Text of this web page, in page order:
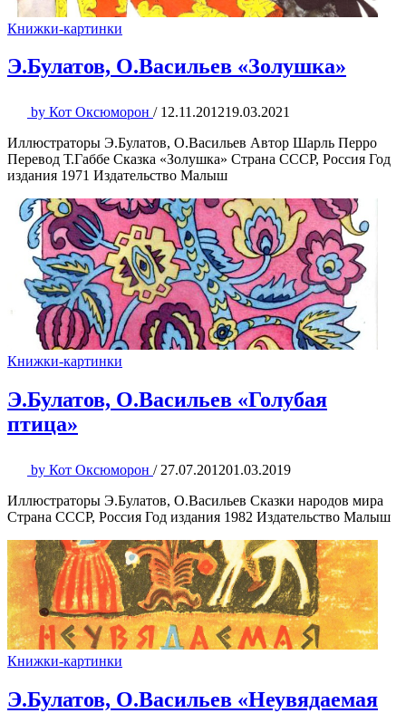
Книжки-картинки
Э.Булатов, О.Васильев «Золушка»
by Кот Оксюморон / 12.11.201219.03.2021
Иллюстраторы Э.Булатов, О.Васильев Автор Шарль Перро
Перевод Т.Габбе Сказка «Золушка» Страна СССР, Россия Год
издания 1971 Издательство Малыш
Книжки-картинки
Э.Булатов, О.Васильев «Голубая
птица»
by Кот Оксюморон / 27.07.201201.03.2019
Иллюстраторы Э.Булатов, О.Васильев Сказки народов мира
Страна СССР, Россия Год издания 1982 Издательство Малыш
Книжки-картинки
Э.Булатов, О.Васильев «Неувядаемая